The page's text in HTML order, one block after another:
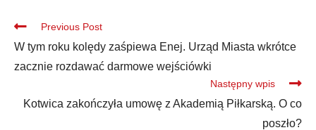
Previous Post
W tym roku kolędy zaśpiewa Enej. Urząd Miasta wkrótce
zacznie rozdawać darmowe wejściówki
Następny wpis
Kotwica zakończyła umowę z Akademią Piłkarską. O co
poszło?